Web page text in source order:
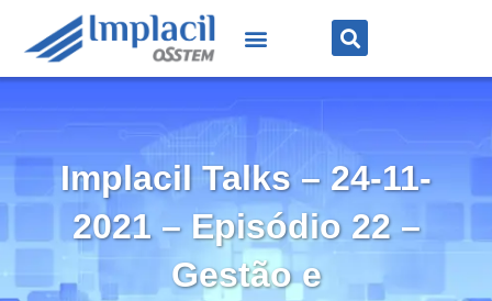
Implacil Talks – 24-11-
2021 – Episódio 22 –
Gestão e